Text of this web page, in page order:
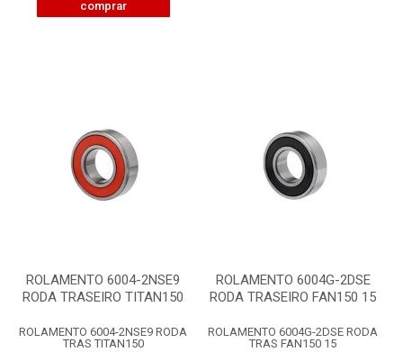
comprar
ROLAMENTO 6004-2NSE9
RODA TRASEIRO TITAN150
ROLAMENTO 6004-2NSE9 RODA
TRAS TITAN150
ROLAMENTO 6004G-2DSE
RODA TRASEIRO FAN150 15
ROLAMENTO 6004G-2DSE RODA
TRAS FAN150 15